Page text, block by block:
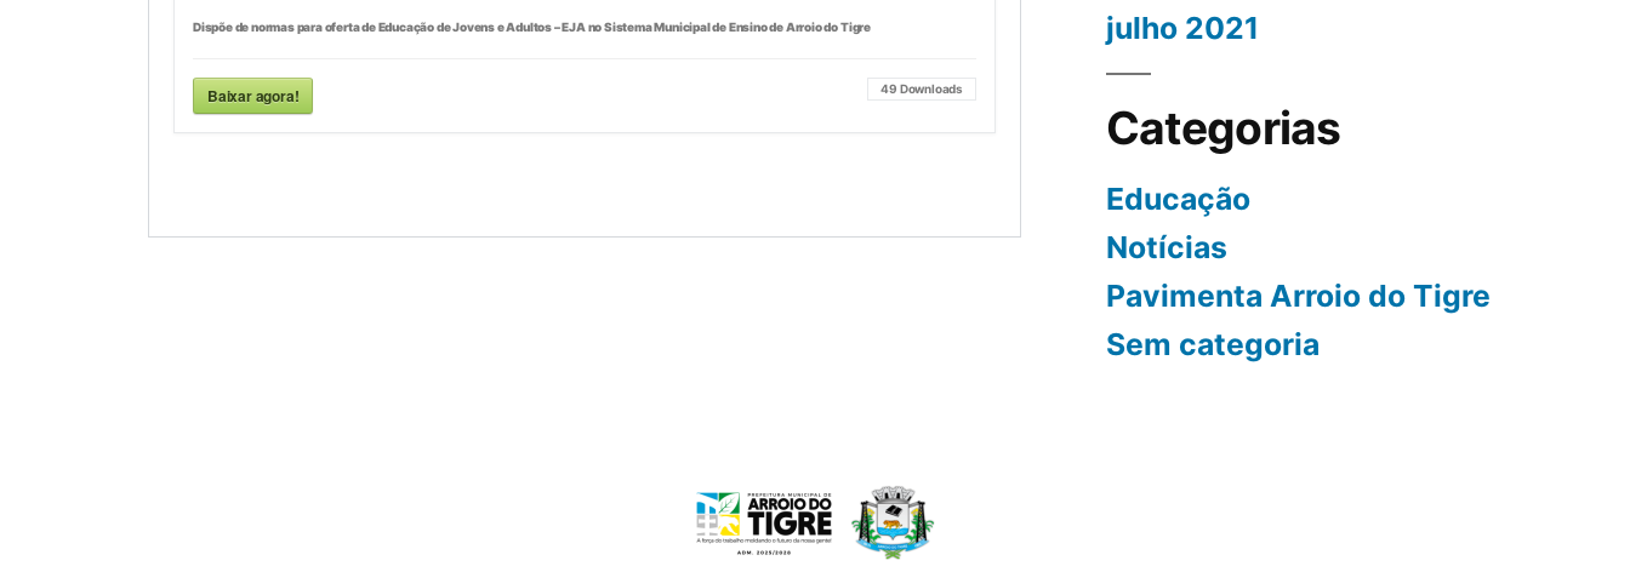
Dispõe de normas para oferta de Educação de Jovens e Adultos – EJA no Sistema Municipal de Ensino de Arroio do Tigre
Baixar agora! 49 Downloads
julho 2021
Categorias
Educação
Notícias
Pavimenta Arroio do Tigre
Sem categoria